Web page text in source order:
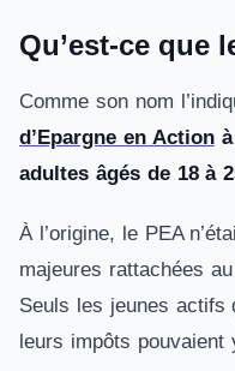
Qu’est-ce que
Comme son nom
d’Epargne en Actionà
adultes âgés de 18 à
À l’origine, le PEA
majeures rattachées
Seuls les jeunes actifs
leurs impôts pouvaient